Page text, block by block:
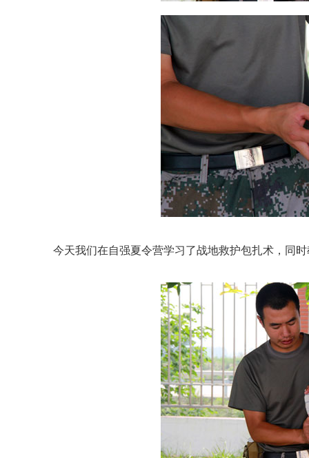
今天我们在自强夏令营学习了战地救护包扎术，同